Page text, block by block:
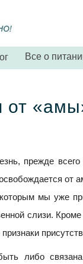
Все о
от
прежде
мы уже
слизи.
либо